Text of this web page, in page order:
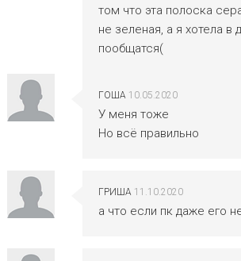
том что эта полоска
не зеленая, а я хотела в
пообщатся(
ГОША 10.05.2020
У меня тоже
Но всё правильно
ГРИША 11.10.2020
а что если пк даже его